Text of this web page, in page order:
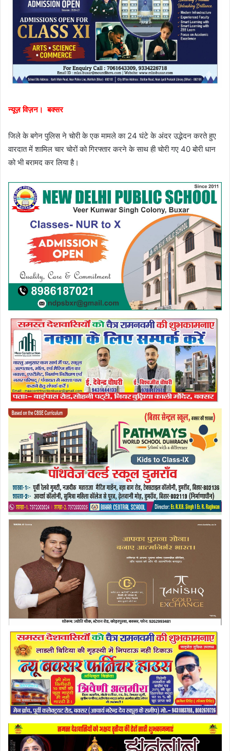
न्यूज़ विज़न। बक्सर
जिले के बगेन पुलिस ने चोरी के एक मामले का 24 घंटे के अंदर उद्भेदन करते हुए
वारदात में शामिल चार चोरों को गिरफ्तार करने के साथ ही चोरी गए 40 बोरी धान
को भी बरामद कर लिया है।